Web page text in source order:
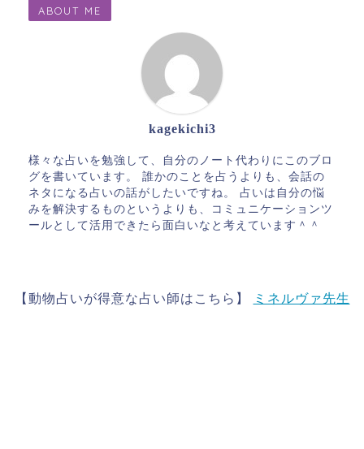
ABOUT ME
kagekichi3
様々な占いを勉強して、自分のノート代わりにこのブロ
グを書いています。 誰かのことを占うよりも、会話の
ネタになる占いの話がしたいですね。 占いは自分の悩
みを解決するものというよりも、コミュニケーションツ
ールとして活用できたら面白いなと考えています＾＾
【動物占いが得意な占い師はこちら】 ミネルヴァ先生